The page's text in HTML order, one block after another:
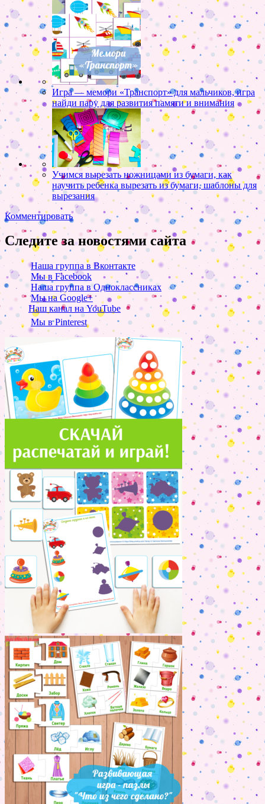
Игра — мемори «Транспорт» для мальчиков, игра
найди пару для развития памяти и внимания
Учимся вырезать ножницами из бумаги, как
научить ребенка вырезать из бумаги, шаблоны для
вырезания
Комментировать
Следите за новостями сайта
Наша группа в Вконтакте
Мы в Facebook
Наша группа в Одноклассниках
Мы на Google+
Наш канал на YouTube
Мы в Pinterest